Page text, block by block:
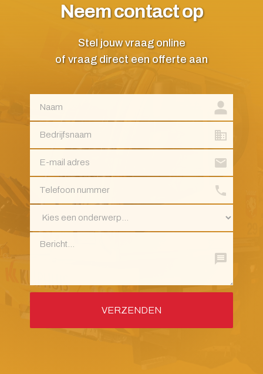
Neem contact op
Stel jouw vraag online
of vraag direct een offerte aan